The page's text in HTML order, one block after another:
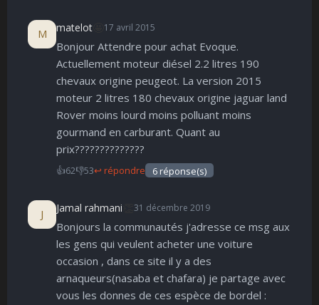
M matelot 17 avril 2015
Bonjour Attendre pour achat Evoque.
Actuellement moteur diésel 2.2 litres 190
chevaux origine peugeot. La version 2015
moteur 2 litres 180 chevaux origine jaguar land
Rover moins lourd moins polluant moins
gourmand en carburant. Quant au
prix??????????????
👍62👎53↩ répondre 6 réponse(s)
J Jamal rahmani 31 décembre 2019
Bonjours la communautés j'adresse ce msg aux
les gens qui veulent acheter une voiture
occasion , dans ce site il y a des
arnaqueurs(nasaba et chafara) je partage avec
vous les donnes de ces espèce de bordel :